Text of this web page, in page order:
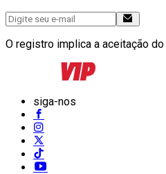
O registro implica a aceitação do
siga-nos